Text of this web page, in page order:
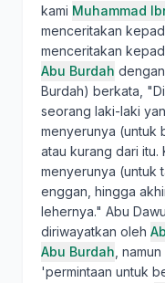
kami Muhammad
menceritakan
menceritakan
Abu Burdah
Burdah) berkata,
seorang laki-laki
menyerunya (untuk
atau kurang dari itu.
menyerunya (untuk
enggan, hingga
lehernya." Abu
diriwayatkan oleh
Abu Burdah ,
'permintaan untuk